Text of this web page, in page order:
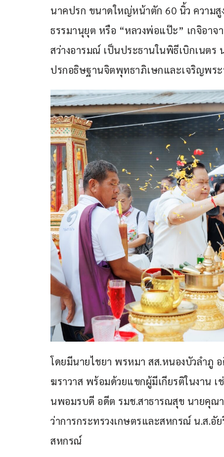
นาคปรก ขนาดใหญ่หน้าตัก 60 นิ้ว ความ
ธรรมานุยุต หรือ “หลวงพ่อแป๊ะ” เกจิอา
สว่างอารมณ์ เป็นประธานในพิธีเบิกเนตร
ปรกอธิษฐานจิตพุทธาภิเษกและเจริญพร
โดยมีนายไชยา พรหมา สส.หนองบัวลำภู
ฆราวาส พร้อมด้วยแขกผู้มีเกียรติในงาน
นพอมรบดี อดีต รมช.สาธารณสุข นายคุณ
ว่าการกระทรวงเกษตรและสหกรณ์ น.ส.
สหกรณ์